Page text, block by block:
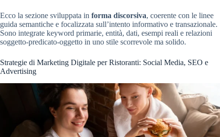
Ecco la sezione sviluppata in forma discorsiva, coerente con le linee
guida semantiche e focalizzata sull’intento informativo e transazionale.
Sono integrate keyword primarie, entità, dati, esempi reali e relazioni
soggetto-predicato-oggetto in uno stile scorrevole ma solido.
Strategie di Marketing Digitale per Ristoranti: Social Media, SEO e
Advertising